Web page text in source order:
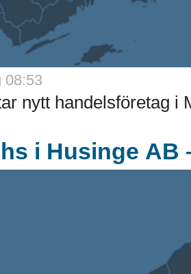
08:53
nytt handelsföretag i
i Husinge AB